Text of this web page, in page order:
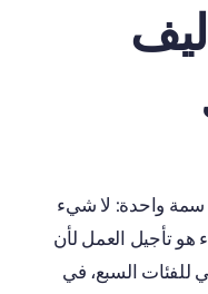
سمة واحدة: لا شيء
هو تأجيل العمل لأن
للفئات السبع، في